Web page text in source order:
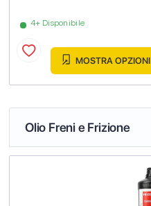
4+ Disponibile
MOSTRA OPZIONI
Olio Freni e Frizione